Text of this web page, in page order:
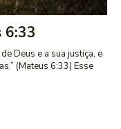
6:33
Deus e a sua justiça, e
6:33) Esse